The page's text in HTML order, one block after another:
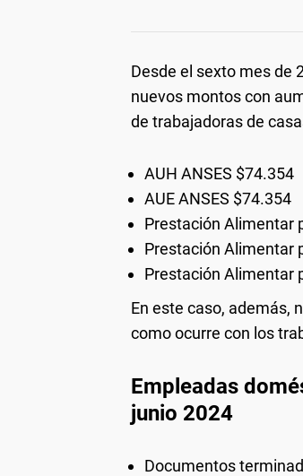
Desde el sexto mes de
nuevos montos con
de trabajadoras de
AUH ANSES $74.354
AUE ANSES $74.354
Prestación Alimentar
Prestación Alimentar
Prestación Alimentar
En este caso, además,
como ocurre con los
Empleadas
junio 2024
Documentos